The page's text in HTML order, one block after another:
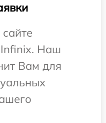
Infinix. Наш
Вам для